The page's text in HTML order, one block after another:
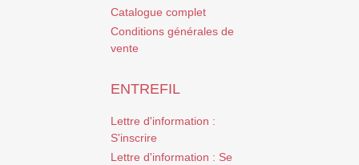
Catalogue complet
Conditions générales de
vente
ENTREFIL
Lettre d'information :
S'inscrire
Lettre d'information : Se